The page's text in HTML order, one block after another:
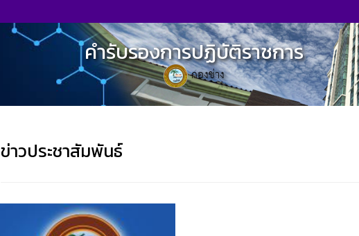
คำรับรองการปฏิบัติราชการ
กองช่าง
ข่าวประชาสัมพันธ์